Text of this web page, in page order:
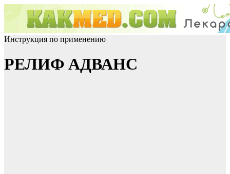
Инструкция по применению
РЕЛИФ АДВАНС